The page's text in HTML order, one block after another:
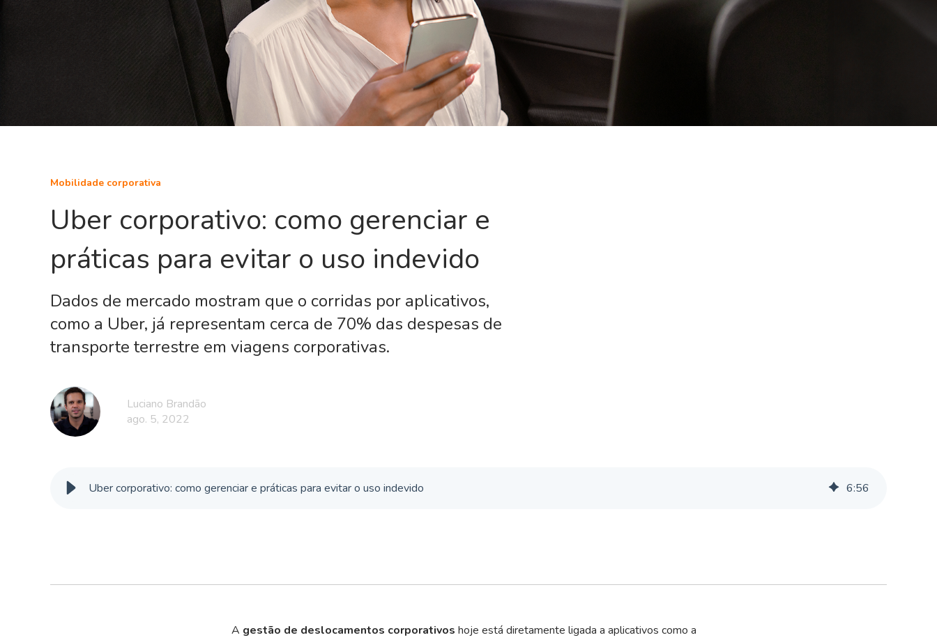
Mobilidade corporativa
Uber corporativo: como gerenciar e
práticas para evitar o uso indevido
Dados de mercado mostram que o corridas por aplicativos,
como a Uber, já representam cerca de 70% das despesas de
transporte terrestre em viagens corporativas.
Luciano Brandão
ago. 5, 2022
Uber corporativo: como gerenciar e práticas para evitar o uso indevido 6:56
A gestão de deslocamentos corporativos hoje está diretamente ligada a aplicativos como a